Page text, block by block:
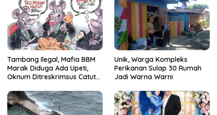
Tambang Ilegal, Mafia BBM
Marak Diduga Ada Upeti,
Oknum Ditreskrimsus Catut
Unik, Warga Kompleks
Perikanan Sulap 30 Rumah
Jadi Warna Warni